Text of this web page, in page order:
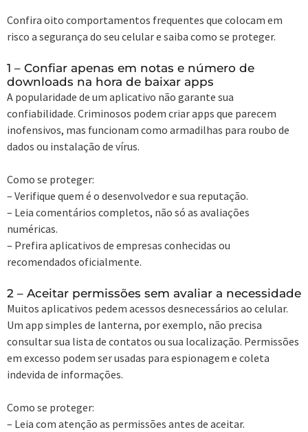
Confira oito comportamentos frequentes que colocam em
risco a segurança do seu celular e saiba como se proteger.
1 – Confiar apenas em notas e número de
downloads na hora de baixar apps
A popularidade de um aplicativo não garante sua
confiabilidade. Criminosos podem criar apps que parecem
inofensivos, mas funcionam como armadilhas para roubo de
dados ou instalação de vírus.
Como se proteger:
– Verifique quem é o desenvolvedor e sua reputação.
– Leia comentários completos, não só as avaliações
numéricas.
– Prefira aplicativos de empresas conhecidas ou
recomendados oficialmente.
2 – Aceitar permissões sem avaliar a necessidade
Muitos aplicativos pedem acessos desnecessários ao celular.
Um app simples de lanterna, por exemplo, não precisa
consultar sua lista de contatos ou sua localização. Permissões
em excesso podem ser usadas para espionagem e coleta
indevida de informações.
Como se proteger:
– Leia com atenção as permissões antes de aceitar.